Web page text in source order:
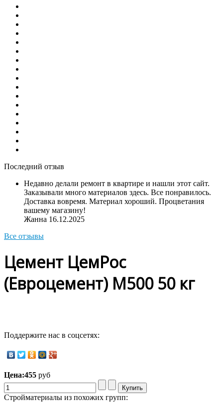
Последний отзыв
Недавно делали ремонт в квартире и нашли этот сайт.
Заказывали много материалов здесь. Все понравилось.
Доставка вовремя. Материал хороший. Процветания
вашему магазину!
Жанна 16.12.2025
Все отзывы
Цемент ЦемРос
(Евроцемент) М500 50 кг
Поддержите нас в соцсетях:
Цена:455 руб
Стройматериалы из похожих групп: